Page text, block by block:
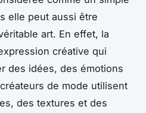
elle peut aussi être
art. En effet, la
créative qui
des idées, des émotions
de mode utilisent
des textures et des